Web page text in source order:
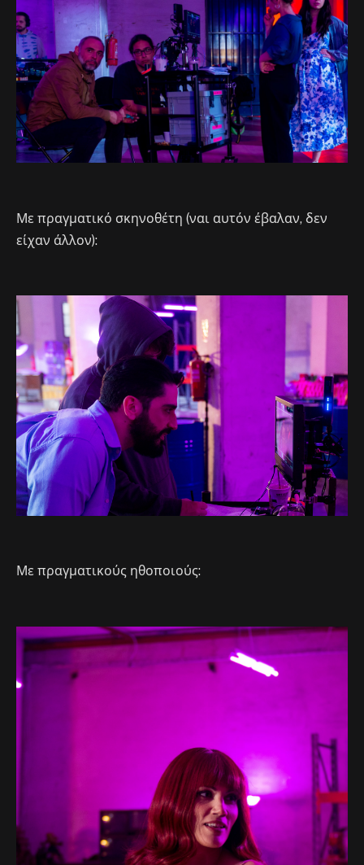
Με πραγματικό σκηνοθέτη (ναι αυτόν έβαλαν, δεν
είχαν άλλον):
Με πραγματικούς ηθοποιούς: